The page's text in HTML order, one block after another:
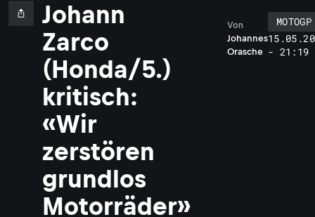
Johann
Zarco
(Honda/5.)
kritisch:
«Wir
zerstören
grundlos
Motorräder»
Johannes
Orasche
Von
MOTOGP
- 21:19